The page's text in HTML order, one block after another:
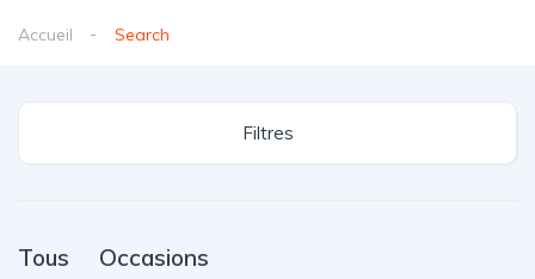
Accueil Search
Filtres
Tous Occasions